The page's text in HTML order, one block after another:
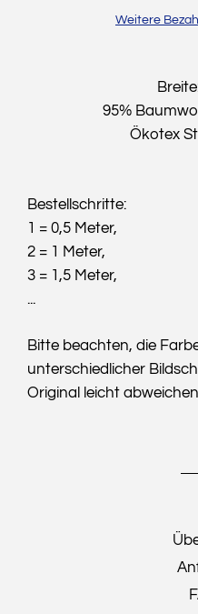
Weitere
95%
Ökotex
Bestellschritte:
1 = 0,5 Meter,
2 = 1 Meter,
3 = 1,5 Meter,
...
Bitte beachten, die
unterschiedlicher
Original leicht